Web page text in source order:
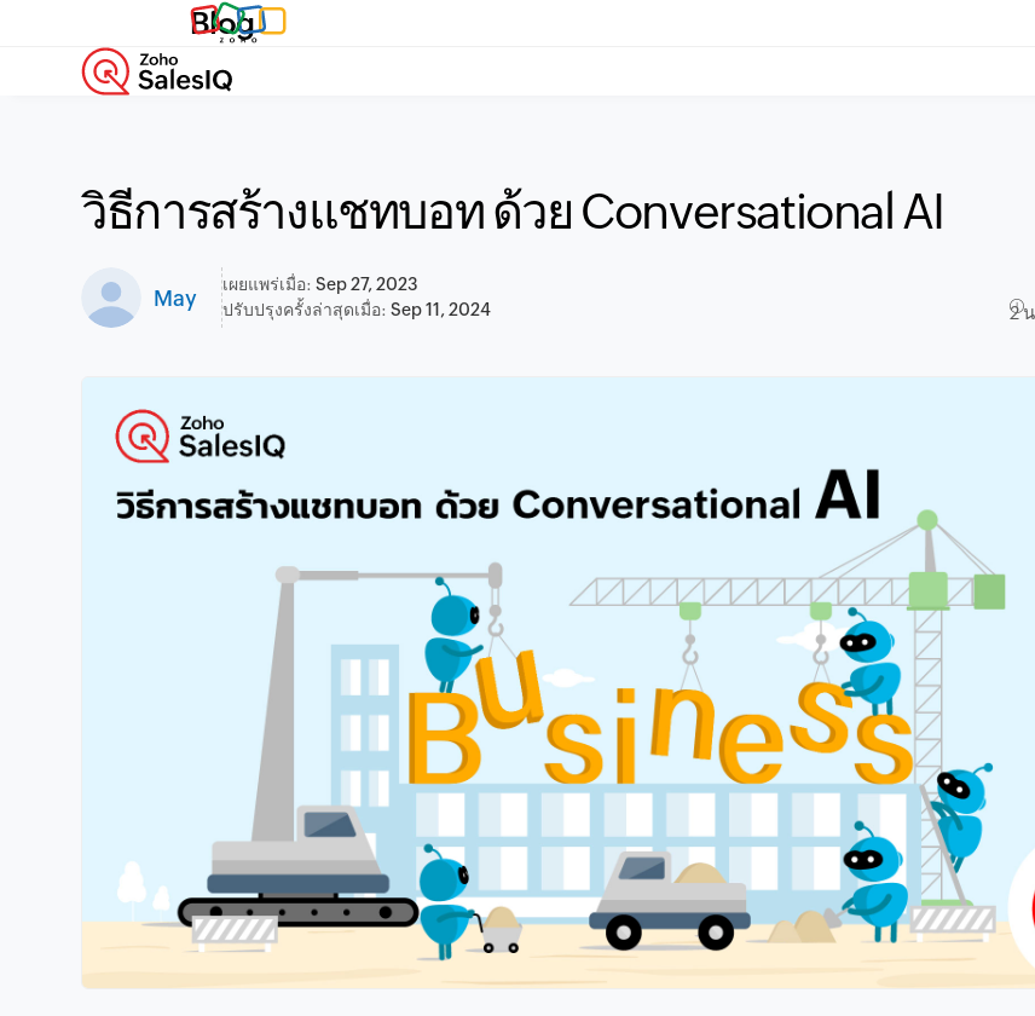
Blog
วิธีการสร้างแชทบอท ด้วย Conversational AI
May
เผยแพร่เมื่อ: Sep 27, 2023
ปรับปรุงครั้งล่าสุดเมื่อ: Sep 11, 2024 2